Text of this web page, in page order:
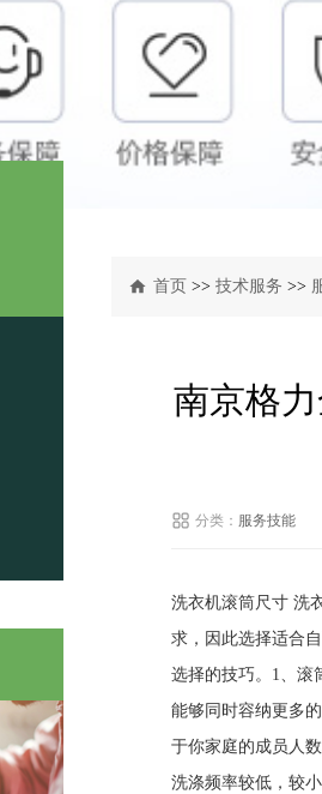
首页 >> 技术服务 >>
南京格
分类： 服务技能
洗衣机滚筒尺寸 洗
求，因此选择适合
选择的技巧。1、滚
能够同时容纳更多
于你家庭的成员人
洗涤频率较低，较